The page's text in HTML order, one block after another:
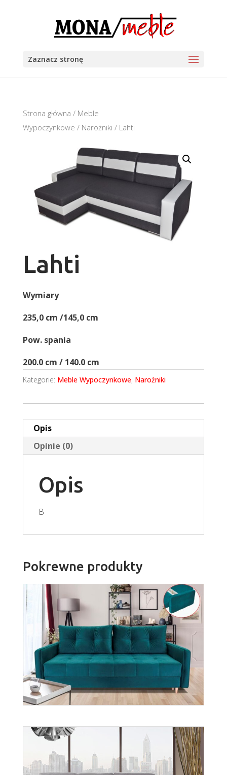
Zaznacz stronę
Strona główna / Meble
Wypoczynkowe / Narożniki / Lahti
Lahti
Wymiary
235,0 cm /145,0 cm
Pow. spania
200.0 cm / 140.0 cm
Kategorie: Meble Wypoczynkowe, Narożniki
Opis
Opinie (0)
Opis
B
Pokrewne produkty